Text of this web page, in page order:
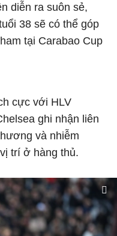
diễn ra suôn sẻ,
38 sẽ có thể góp
tại Carabao Cup
cực với HLV
ghi nhận liên
và nhiễm
trí ở hàng thủ.